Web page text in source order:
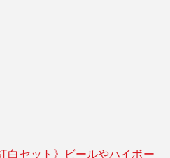
白セット》ビールやハイボー